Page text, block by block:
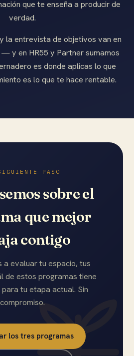
que te enseña a producir de
verdad.
la entrevista de objetivos van en
y en HR55 y Partner sumamos
es donde aplicas lo que
es lo que te hace rentable.
PASO
sobre el
que mejor
contigo
a evaluar tu espacio, tus
de estos programas tiene
tu etapa actual. Sin
compromiso.
los tres programas